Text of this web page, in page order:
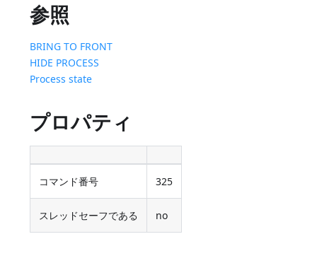
参照
BRING TO FRONT
HIDE PROCESS
Process state
プロパティ
コマンド番号 325
スレッドセーフである no